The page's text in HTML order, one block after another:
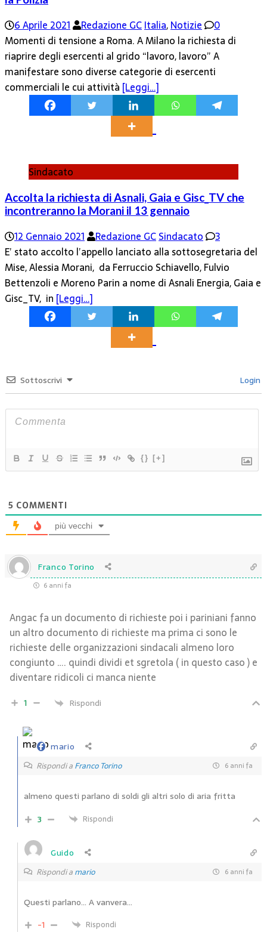
6 Aprile 2021 Redazione GCItalia,Notizie
0
Momenti di tensione a Roma. A Milano la richiesta di
riaprire degli esercenti al grido “lavoro, lavoro” A
manifestare sono diverse categorie di esercenti
commerciali le cui attività [Leggi…]
Sindacato
Accolta la richiesta di Asnali, Gaia e Gisc_TV che
incontreranno la Morani il 13 gennaio
12 Gennaio 2021 Redazione GCSindacato
3
E’ stato accolto l’appello lanciato alla sottosegretaria del
Mise, Alessia Morani, da Ferruccio Schiavello, Fulvio
Bettenzoli e Moreno Parin a nome di Asnali Energia, Gaia e
Gisc_TV, in [Leggi…]
Sottoscrivi Login
{} [+]
5 COMMENTI
più vecchi
Franco Torino
6 anni fa
Angac fa un documento di richieste poi i pariniani fanno
un altro documento di richieste ma prima ci sono le
richieste delle organizzazioni sindacali almeno loro
congiunto …. quindi dividi et sgretola ( in questo caso ) e
diventare ridicoli ci manca niente
1 Rispondi
mario
Rispondi aFranco Torino 6 anni fa
almeno questi parlano di soldi gli altri solo di aria fritta
3
Rispondi
Guido
Rispondi amario 6 anni fa
Questi parlano… A vanvera…
-1
Rispondi